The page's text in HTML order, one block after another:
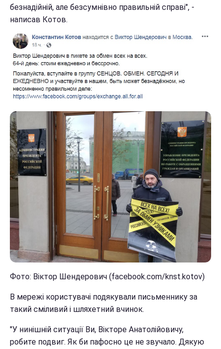
безнадійній, але безсумнівно правильній справі", -
написав Котов.
Фото: Віктор Шендерович (facebook.com/knst.kotov)
В мережі користувачі подякували письменнику за
такий сміливий і шляхетний вчинок.
"У нинішній ситуації Ви, Вікторе Анатолійовичу,
робите подвиг. Як би пафосно це не звучало. Дякую